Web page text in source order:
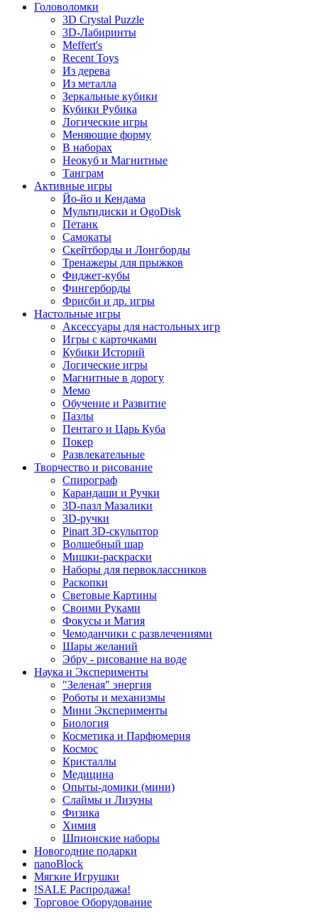
Головоломки
3D Crystal Puzzle
3D-Лабиринты
Meffert's
Recent Toys
Из дерева
Из металла
Зеркальные кубики
Кубики Рубика
Логические игры
Меняющие форму
В наборах
Неокуб и Магнитные
Танграм
Активные игры
Йо-йо и Кендама
Мультидиски и OgoDisk
Петанк
Самокаты
Скейтборды и Лонгборды
Тренажеры для прыжков
Фиджет-кубы
Фингерборды
Фрисби и др. игры
Настольные игры
Аксессуары для настольных игр
Игры с карточками
Кубики Историй
Логические игры
Магнитные в дорогу
Мемо
Обучение и Развитие
Пазлы
Пентаго и Царь Куба
Покер
Развлекательные
Творчество и рисование
Спирограф
Карандаши и Ручки
3D-пазл Мазалики
3D-ручки
Pinart 3D-скульптор
Волшебный шар
Мишки-раскраски
Наборы для первоклассников
Раскопки
Световые Картины
Своими Руками
Фокусы и Магия
Чемоданчики с развлечениями
Шары желаний
Эбру - рисование на воде
Наука и Эксперименты
"Зеленая" энергия
Роботы и механизмы
Мини Эксперименты
Биология
Косметика и Парфюмерия
Космос
Кристаллы
Медицина
Опыты-домики (мини)
Слаймы и Лизуны
Физика
Химия
Шпионские наборы
Новогодние подарки
nanoBlock
Мягкие Игрушки
!SALE Распродажа!
Торговое Оборудование